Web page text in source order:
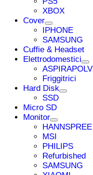
XBOX
Cover
IPHONE
SAMSUNG
Cuffie & Headset
Elettrodomestici
Friggitrici
Hard Disk
SSD
Micro SD
Monitor
HANNSPREE
MSI
PHILIPS
Refurbished
SAMSUNG